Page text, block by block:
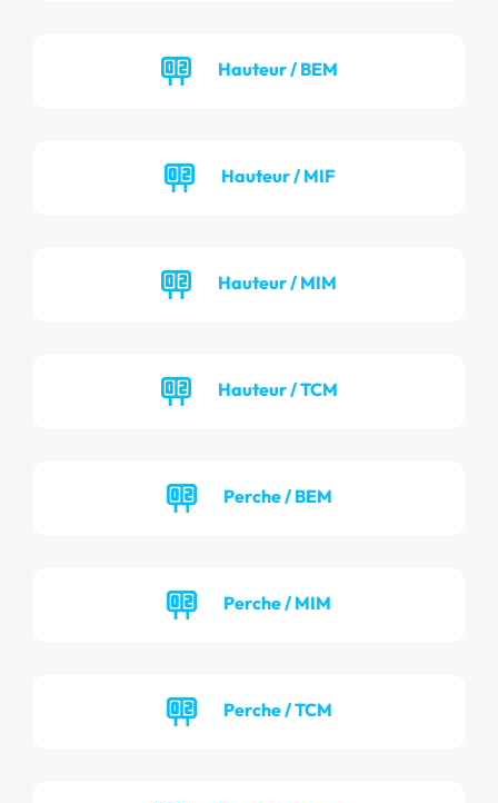
Hauteur / BEM
Hauteur / MIF
Hauteur / MIM
Hauteur / TCM
Perche / BEM
Perche / MIM
Perche / TCM